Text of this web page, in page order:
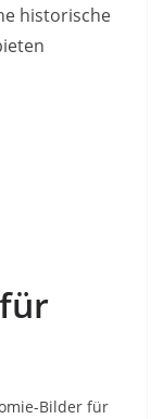
historische
Bilder für